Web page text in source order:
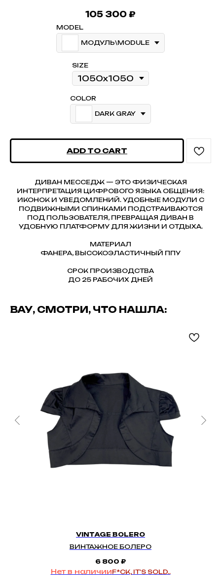
105 300 ₽
MODEL
МОДУЛЬ\MODULE
SIZE
COLOR
DARK GRAY
ADD TO CART
ДИВАН МЕССЕДЖ — ЭТО ФИЗИЧЕСКАЯ
ИНТЕРПРЕТАЦИЯ ЦИФРОВОГО ЯЗЫКА ОБЩЕНИЯ:
ИКОНОК И УВЕДОМЛЕНИЙ. УДОБНЫЕ МОДУЛИ С
ПОДВИЖНЫМИ СПИНКАМИ ПОДСТРАИВАЮТСЯ
ПОД ПОЛЬЗОВАТЕЛЯ, ПРЕВРАЩАЯ ДИВАН В
УДОБНУЮ ПЛАТФОРМУ ДЛЯ ЖИЗНИ И ОТДЫХА.
МАТЕРИАЛ
ФАНЕРА, ВЫСОКОЭЛАСТИЧНЫЙ ППУ
СРОК ПРОИЗВОДСТВА
ДО 25 РАБОЧИХ ДНЕЙ
ВАУ, СМОТРИ, ЧТО НАШЛА:
VINTAGE BOLERO
ВИНТАЖНОЕ БОЛЕРО
6 800 ₽
Нет в наличии